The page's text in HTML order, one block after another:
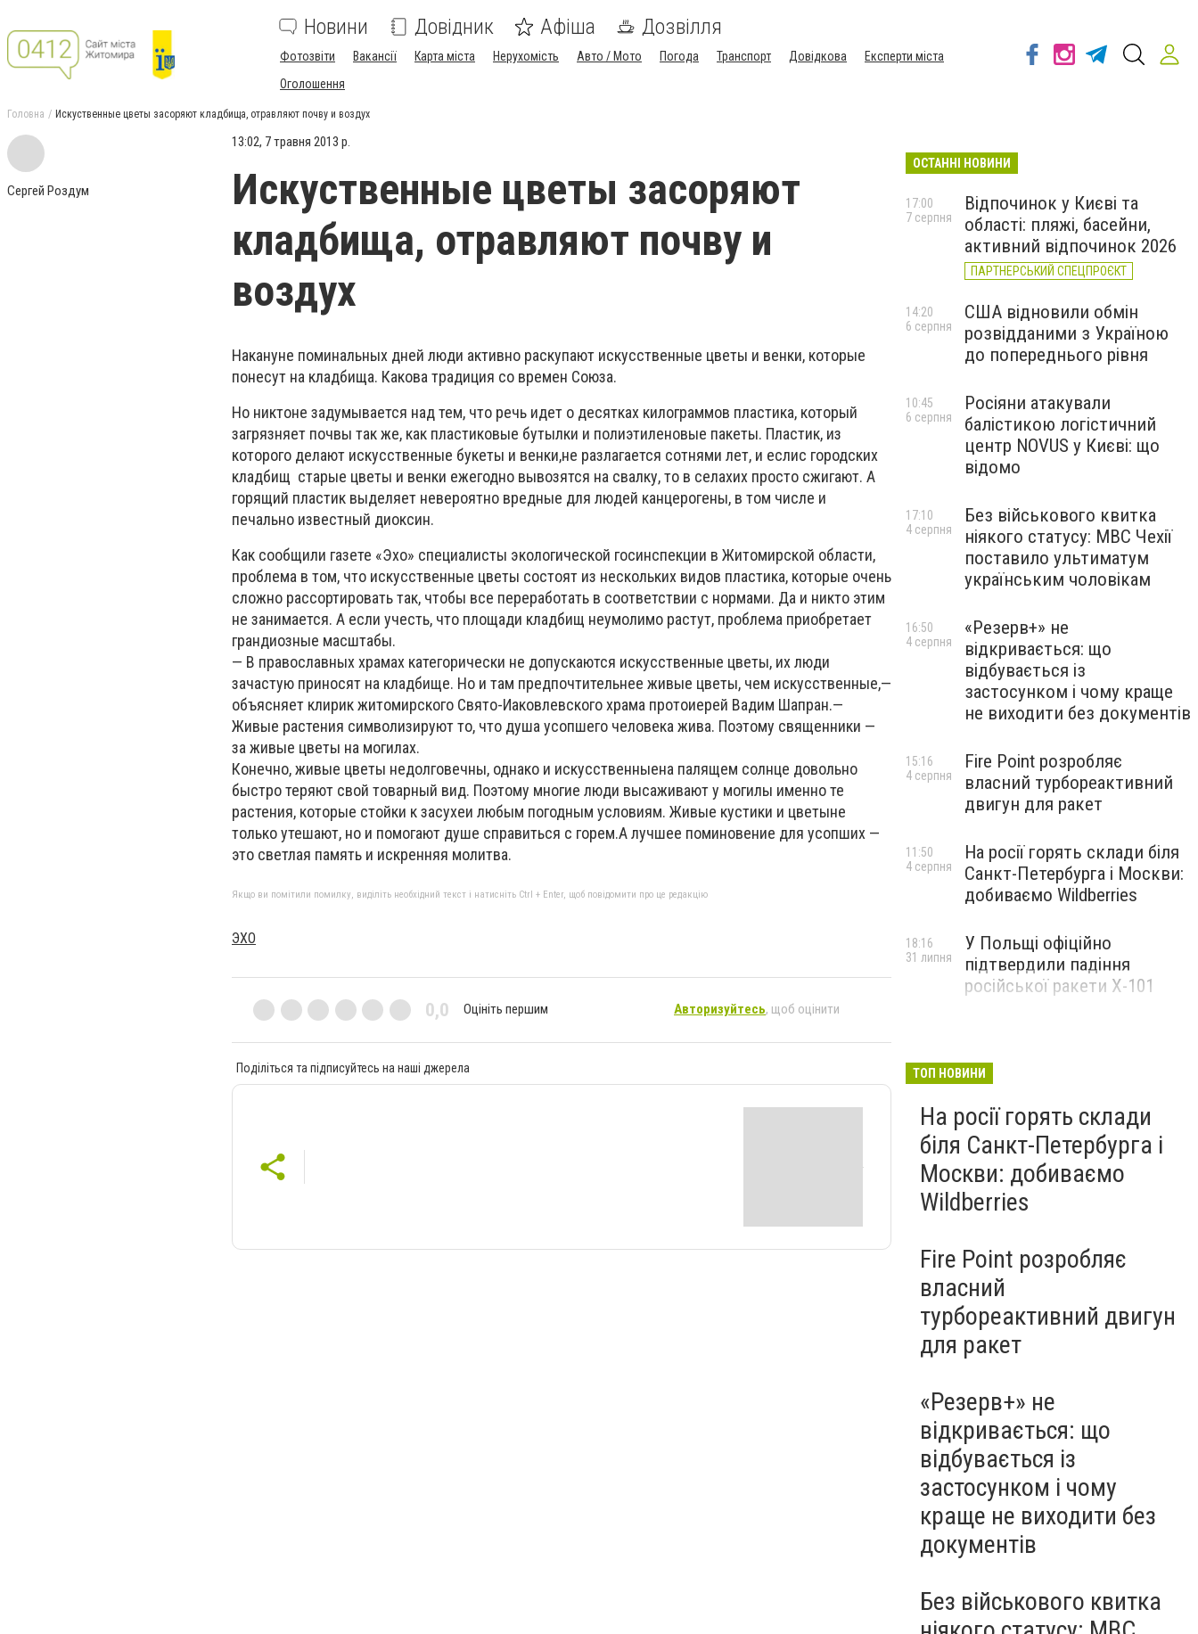
Новини Довідник Афіша Дозвілля
Фотозвіти Вакансії Карта міста Нерухомість Авто / Мото Погода Транспорт Довідкова
Експерти міста
Оголошення
Головна Искуственные цветы засоряют кладбища, отравляют почву и воздух
Сергей Роздум
13:02, 7 травня 2013 р.
Искуственные цветы засоряют
кладбища, отравляют почву и
воздух
Накануне поминальных дней люди активно раскупают искусственные цветы и венки, которые
понесут на кладбища. Какова традиция со времен Союза.
Но никтоне задумывается над тем, что речь идет о десятках килограммов пластика, который
загрязняет почвы так же, как пластиковые бутылки и полиэтиленовые пакеты. Пластик, из
которого делают искусственные букеты и венки,не разлагается сотнями лет, и еслис городских
кладбищ старые цветы и венки ежегодно вывозятся на свалку, то в селахих просто сжигают. А
горящий пластик выделяет невероятно вредные для людей канцерогены, в том числе и
печально известный диоксин.
Как сообщили газете «Эхо» специалисты экологической госинспекции в Житомирской области,
проблема в том, что искусственные цветы состоят из нескольких видов пластика, которые очень
сложно рассортировать так, чтобы все переработать в соответствии с нормами. Да и никто этим
не занимается. А если учесть, что площади кладбищ неумолимо растут, проблема приобретает
грандиозные масштабы.
— В православных храмах категорически не допускаются искусственные цветы, их люди
зачастую приносят на кладбище. Но и там предпочтительнее живые цветы, чем искусственные,—
объясняет клирик житомирского Свято-Иаковлевского храма протоиерей Вадим Шапран.—
Живые растения символизируют то, что душа усопшего человека жива. Поэтому священники —
за живые цветы на могилах.
Конечно, живые цветы недолговечны, однако и искусственныена палящем солнце довольно
быстро теряют свой товарный вид. Поэтому многие люди высаживают у могилы именно те
растения, которые стойки к засухеи любым погодным условиям. Живые кустики и цветыне
только утешают, но и помогают душе справиться с горем.А лучшее поминовение для усопших —
это светлая память и искренняя молитва.
Якщо ви помітили помилку, виділіть необхідний текст і натисніть Ctrl + Enter, щоб повідомити про це редакцію
ЭХО
0,0 Оцініть першим Авторизуйтесь, щоб оцінити
Поділіться та підписуйтесь на наші джерела
ОСТАННІ НОВИНИ
Відпочинок у Києві та
області: пляжі, басейни,
активний відпочинок 2026
ПАРТНЕРСЬКИЙ СПЕЦПРОЄКТ
17:00
7 серпня
США відновили обмін
розвідданими з Україною
до попереднього рівня
14:20
6 серпня
Росіяни атакували
балістикою логістичний
центр NOVUS у Києві: що
відомо
10:45
6 серпня
Без військового квитка
ніякого статусу: МВС Чехії
поставило ультиматум
українським чоловікам
17:10
4 серпня
«Резерв+» не
відкривається: що
відбувається із
застосунком і чому краще
не виходити без документів
16:50
4 серпня
Fire Point розробляє
власний турбореактивний
двигун для ракет
15:16
4 серпня
На росії горять склади біля
Санкт-Петербурга і Москви:
добиваємо Wildberries
11:50
4 серпня
У Польщі офіційно
підтвердили падіння
російської ракети Х-101
18:16
31 липня
ТОП НОВИНИ
На росії горять склади
біля Санкт-Петербурга і
Москви: добиваємо
Wildberries
Fire Point розробляє
власний
турбореактивний двигун
для ракет
«Резерв+» не
відкривається: що
відбувається із
застосунком і чому
краще не виходити без
документів
Без військового квитка